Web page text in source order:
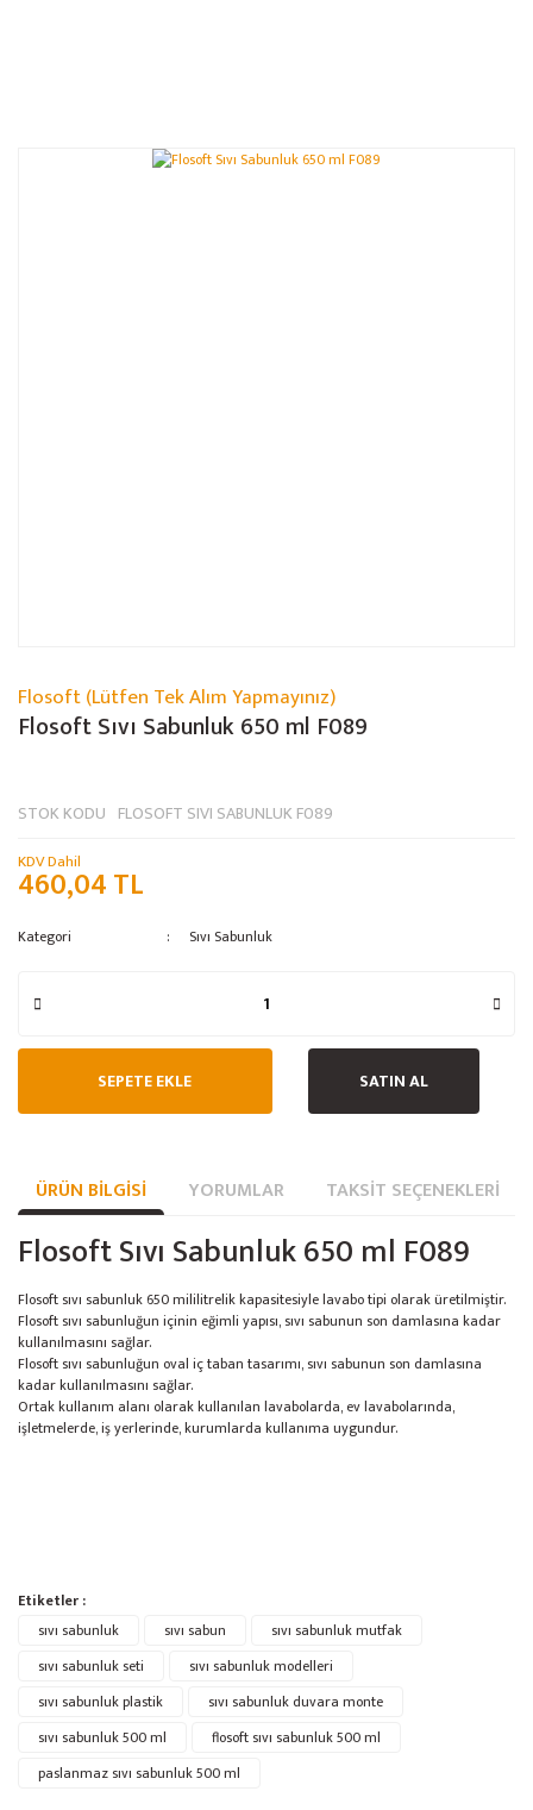
Flosoft (Lütfen Tek Alım Yapmayınız)
Flosoft Sıvı Sabunluk 650 ml F089
STOK KODU FLOSOFT SIVI SABUNLUK F089
KDV Dahil
460,04 TL
Kategori Sıvı Sabunluk
SEPETE EKLE SATIN AL
ÜRÜN BILGISI YORUMLAR TAKSIT SEÇENEKLERI
Flosoft Sıvı Sabunluk 650 ml F089
Flosoft sıvı sabunluk 650 mililitrelik kapasitesiyle lavabo tipi olarak üretilmiştir.
Flosoft sıvı sabunluğun içinin eğimli yapısı, sıvı sabunun son damlasına kadar
kullanılmasını sağlar.
Flosoft sıvı sabunluğun oval iç taban tasarımı, sıvı sabunun son damlasına
kadar kullanılmasını sağlar.
Ortak kullanım alanı olarak kullanılan lavabolarda, ev lavabolarında,
işletmelerde, iş yerlerinde, kurumlarda kullanıma uygundur.
Bu ürüne ilk yorumu siz yapın!
Yorum Yaz
Ürün hakkında henüz soru sorulmamış.
Soru Sor
Bu ürünün fiyat bilgisi, resim, ürün açıklamalarında ve diğer konularda
yetersiz gördüğünüz noktaları öneri formunu kullanarak tarafımıza
iletebilirsiniz.
Görüş ve önerileriniz için teşekkür ederiz.
Etiketler :
sıvı sabunluk
sıvı sabun
sıvı sabunluk mutfak
sıvı sabunluk seti
sıvı sabunluk modelleri
sıvı sabunluk plastik
sıvı sabunluk duvara monte
sıvı sabunluk 500 ml
flosoft sıvı sabunluk 500 ml
paslanmaz sıvı sabunluk 500 ml